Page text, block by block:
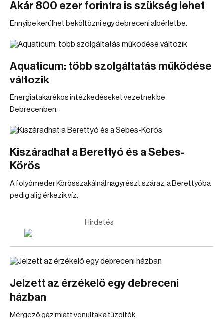
Akár 800 ezer forintra is szükség lehet
Ennyibe kerülhet beköltözni egy debreceni albérletbe.
Aquaticum: több szolgáltatás működése
változik
Energiatakarékos intézkedéseket vezetnek be
Debrecenben.
Kiszáradhat a Berettyó és a Sebes-
Körös
A folyómeder Körösszakálnál nagyrészt száraz, a Berettyóba
pedig alig érkezik víz.
Hirdetés
Jelzett az érzékelő egy debreceni
házban
Mérgező gáz miatt vonultak a tűzoltók.